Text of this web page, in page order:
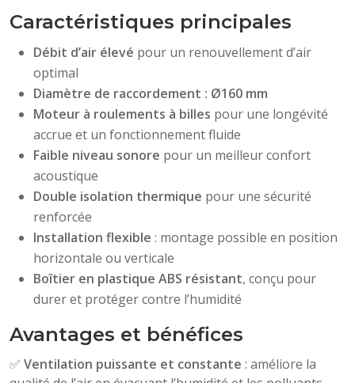
Caractéristiques principales
Débit d’air élevé pour un renouvellement d’air
optimal
Diamètre de raccordement : Ø160 mm
Moteur à roulements à billes pour une longévité
accrue et un fonctionnement fluide
Faible niveau sonore pour un meilleur confort
acoustique
Double isolation thermique pour une sécurité
renforcée
Installation flexible : montage possible en position
horizontale ou verticale
Boîtier en plastique ABS résistant, conçu pour
durer et protéger contre l’humidité
Avantages et bénéfices
✅ Ventilation puissante et constante : améliore la